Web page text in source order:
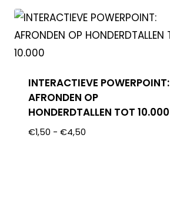
INTERACTIEVE POWERPOINT:
AFRONDEN OP
HONDERDTALLEN TOT 10.000
€1,50 - €4,50